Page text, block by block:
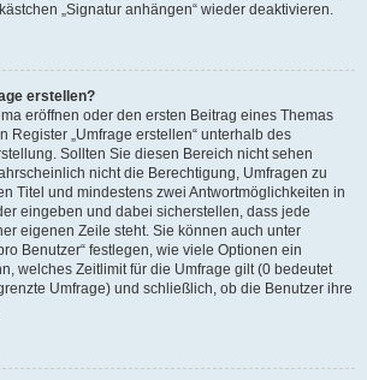
„Signatur anhängen“ wieder deaktivieren.
erstellen?
eröffnen oder den ersten Beitrag eines Themas
Register „Umfrage erstellen“ unterhalb des
Sollten Sie diesen Bereich nicht sehen
nicht die Berechtigung, Umfragen zu
Titel und mindestens zwei Antwortmöglichkeiten in
eingeben und dabei sicherstellen, dass jede
eigenen Zeile steht. Sie können auch unter
Benutzer“ festlegen, wie viele Optionen ein
welches Zeitlimit für die Umfrage gilt (0 bedeutet
Umfrage) und schließlich, ob die Benutzer ihre